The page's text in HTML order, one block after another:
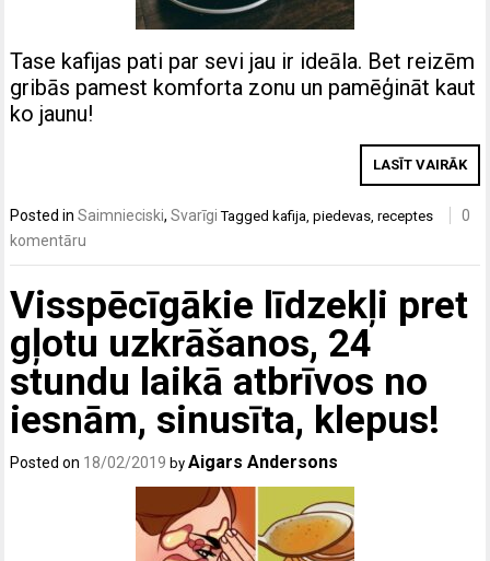
Tase kafijas pati par sevi jau ir ideāla. Bet reizēm
gribās pamest komforta zonu un pamēģināt kaut
ko jaunu!
LASĪT VAIRĀK
Posted inSaimnieciski,Svarīgi Tagged kafija ,piedevas ,receptes
0
komentāru
Visspēcīgākie līdzekļi pret
gļotu uzkrāšanos, 24
stundu laikā atbrīvos no
iesnām, sinusīta, klepus!
Posted on 18/02/2019 byAigars Andersons